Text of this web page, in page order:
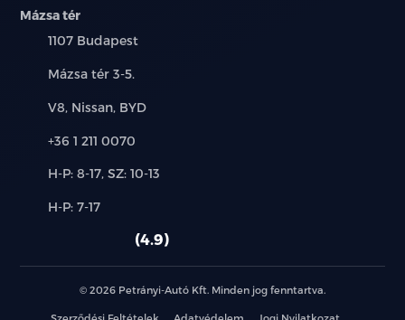
Mázsa tér
Település:
1107 Budapest
Cím:
Mázsa tér 3-5.
Márkák:
V8, Nissan, BYD
Telefon:
+36 1 211 0070
Új-
használt
H-P: 8-17, SZ: 10-13
Alkatrész,
H-P: 7-17
4.9
© 2026 Petrányi-Autó Kft. Minden jog fenntartva.